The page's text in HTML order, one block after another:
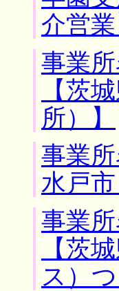
介営業
事業
【茨
所）】
事業
水戸
事業
【茨
ス）